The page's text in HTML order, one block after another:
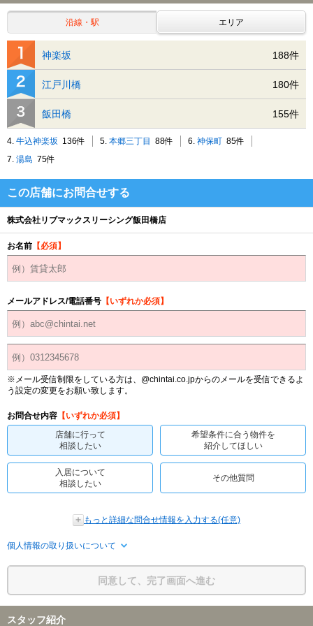
沿線・駅 エリア
神楽坂 188件
江戸川橋 180件
飯田橋 155件
4. 牛込神楽坂 136件 5. 本郷三丁目 88件 6. 神保町 85件
7. 湯島 75件
この店舗にお問合せする
株式会社リブマックスリーシング飯田橋店
お名前 【必須】
メールアドレス/電話番号 【いずれか必須】
※メール受信制限をしている方は、@chintai.co.jpからのメールを受信できるよ
う設定の変更をお願い致します。
お問合せ内容 【いずれか必須】
店舗に行って
相談したい
希望条件に合う物件を
紹介してほしい
入居について
相談したい
その他質問
もっと詳細な問合せ情報を入力する(任意)
個人情報の取り扱いについて
同意して、完了画面へ進む
スタッフ紹介